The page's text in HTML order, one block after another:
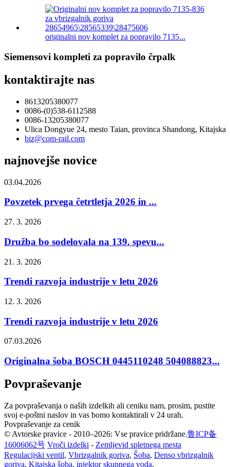
originalni nov komplet za popravilo 7135...
Siemensovi kompleti za popravilo črpalk
kontaktirajte nas
8613205380077
0086-(0)538-6112588
0086-13205380077
Ulica Dongyue 24, mesto Taian, provinca Shandong, Kitajska
biz@com-rail.com
najnovejše novice
03.04.2026
Povzetek prvega četrtletja 2026 in ...
27. 3. 2026
Družba bo sodelovala na 139. spevu...
21. 3. 2026
Trendi razvoja industrije v letu 2026
12. 3. 2026
Trendi razvoja industrije v letu 2026
07.03.2026
Originalna šoba BOSCH 0445110248 504088823...
Povpraševanje
Za povpraševanja o naših izdelkih ali ceniku nam, prosim, pustite
svoj e-poštni naslov in vas bomo kontaktirali v 24 urah.
Povpraševanje za cenik
© Avtorske pravice - 2010–2026: Vse pravice pridržane.鲁ICP备
16006062号 Vroči izdelki - Zemljevid spletnega mesta
Regulacijski ventil, Vbrizgalnik goriva, Šoba, Denso vbrizgalnik
goriva, Kitajska šoba, injektor skupnega voda,